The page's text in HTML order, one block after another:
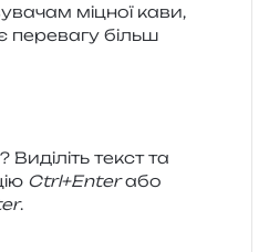
міцної кави,
пере­ва­гу більш
текст та
Ctrl+Enterабо
.